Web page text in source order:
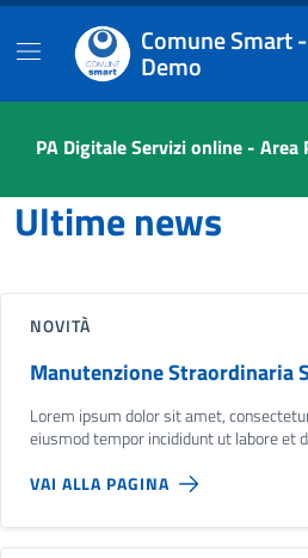
Comune Smart
Demo
Comune Smart
Contenuti in
PA Digitale Servizi online - Area
Ultime news
NOVITÀ
Manutenzione Straordinaria
Lorem ipsum dolor sit amet,
eiusmod tempor incididunt ut labore et
VAI ALLA PAGINA